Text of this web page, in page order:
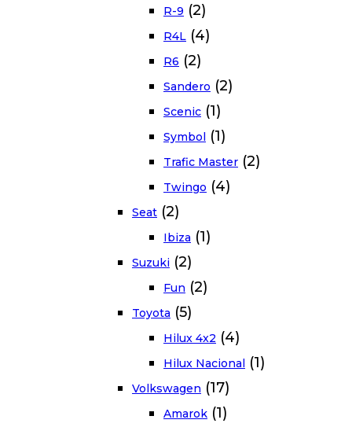
R-9 (2)
R4L (4)
R6 (2)
Sandero (2)
Scenic (1)
Symbol (1)
Trafic Master (2)
Twingo (4)
Seat (2)
Ibiza (1)
Suzuki (2)
Fun (2)
Toyota (5)
Hilux 4x2 (4)
Hilux Nacional (1)
Volkswagen (17)
Amarok (1)